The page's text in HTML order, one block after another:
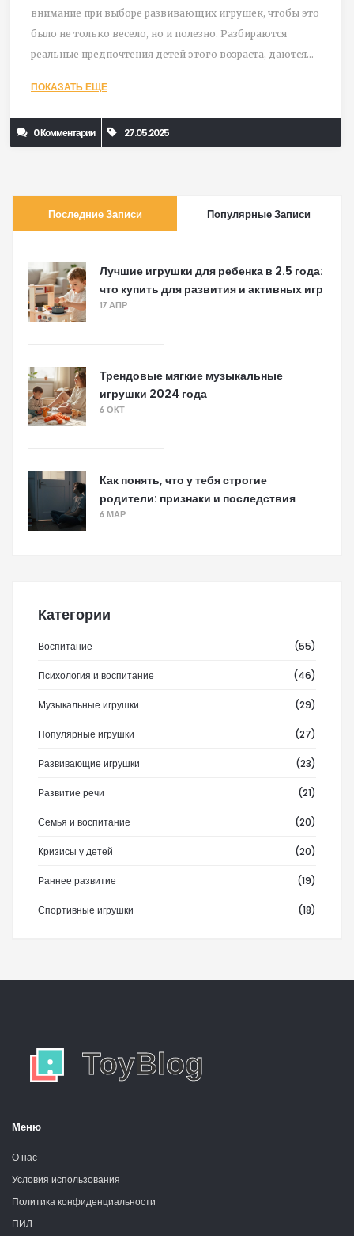
внимание при выборе развивающих игрушек, чтобы это
было не только весело, но и полезно. Разбираются
реальные предпочтения детей этого возраста, даются
особенности развития и интересные факты о том, как
девочки играют. Всё написано ясным и дружелюбным
языком, чтобы вы смогли подобрать лучшие варианты
ПОКАЗАТЬ ЕЩЕ
0 Комментарии 27.05.2025
Последние Записи Популярные Записи
Лучшие игрушки для ребенка в 2.5 года:
что купить для развития и активных игр
17 АПР
Трендовые мягкие музыкальные
игрушки 2024 года
6 ОКТ
Как понять, что у тебя строгие
родители: признаки и последствия
6 МАР
Категории
Воспитание (55)
Психология и воспитание (46)
Музыкальные игрушки (29)
Популярные игрушки (27)
Развивающие игрушки (23)
Развитие речи (21)
Семья и воспитание (20)
Кризисы у детей (20)
Раннее развитие (19)
Спортивные игрушки (18)
Меню
О нас
Условия использования
Политика конфиденциальности
ПИЛ